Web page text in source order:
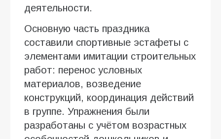
деятельности.
Основную часть праздника
составили спортивные эстафеты с
элементами имитации строительных
работ: перенос условных
материалов, возведение
конструкций, координация действий
в группе. Упражнения были
разработаны с учётом возрастных